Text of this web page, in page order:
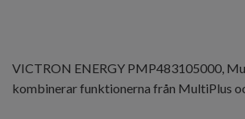
VICTRON ENERGY PMP483105000,
kombinerar funktionerna från MultiPlus